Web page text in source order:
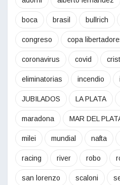
boca brasil bullrich
congreso copa
coronavirus covid
eliminatorias incendio
JUBILADOS LA PLATA
maradona MAR DEL
milei mundial nafta
racing river robo
san lorenzo scaloni